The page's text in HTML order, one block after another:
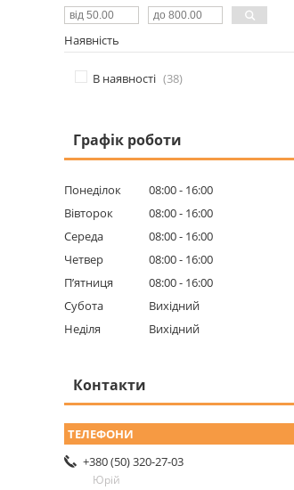
Наявність
В наявності 38
Графік роботи
Понеділок 08:00
16:00
Вівторок
08:00
16:00
Середа
08:00
16:00
Четвер
08:00
16:00
Пʼятниця
08:00
16:00
Субота
Вихідний
Неділя
Вихідний
Контакти
+380 (50) 320-27-03
Юрій